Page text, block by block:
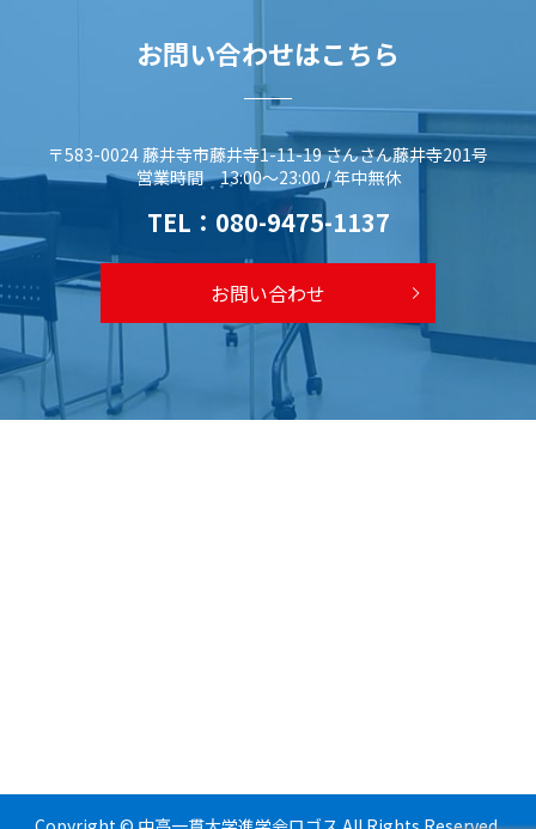
お問い合わせはこちら
〒583-0024 藤井寺市藤井寺1-11-19 さんさん藤井寺201号
営業時間 13:00～23:00 / 年中無休
TEL： 080-9475-1137
お問い合わせ